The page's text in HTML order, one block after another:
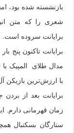
بازنشسته شده بود،
شعری را که متن
برایانت سروده است.
مدال طلای المپیک با
با ارزش‌ترین بازیکن
برایانت بعد از
زمان قهرمانی دارم.
ستارگان بسکتبال